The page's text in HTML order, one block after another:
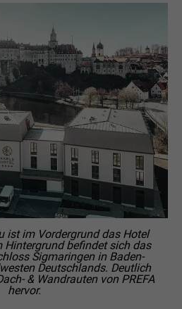
ist im Vordergrund das Hotel
Hintergrund befindet sich das
Sigmaringen in Baden-
Deutschlands. Deutlich
& Wandrauten von PREFA
hervor.